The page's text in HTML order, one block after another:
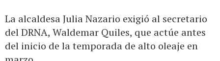
La alcaldesa Julia Nazario exigió al secretario
del DRNA, Waldemar Quiles, que actúe antes
del inicio de la temporada de alto oleaje en